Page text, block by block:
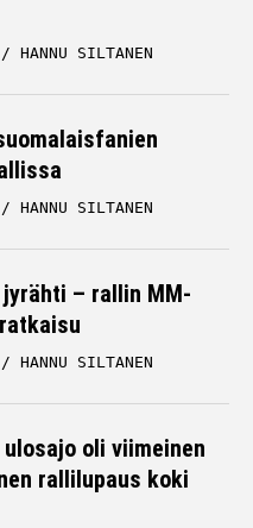
HANNU SILTANEN
HANNU SILTANEN
– rallin MM-
HANNU SILTANEN
oli viimeinen
rallilupaus koki